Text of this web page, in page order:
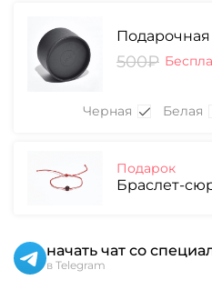
Подарочная
500₽
Черная Белая
Подарок
Браслет-
начать чат со
в Telegram